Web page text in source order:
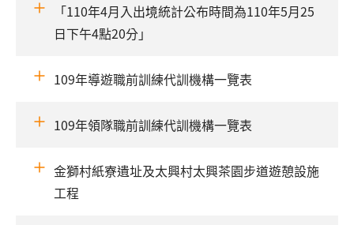
「110年4月入出境統計公布時間為110年5月25
日下午4點20分」
109年導遊職前訓練代訓機構一覽表
109年領隊職前訓練代訓機構一覽表
金獅村紙寮遺址及太興村太興茶園步道遊憩設施
工程